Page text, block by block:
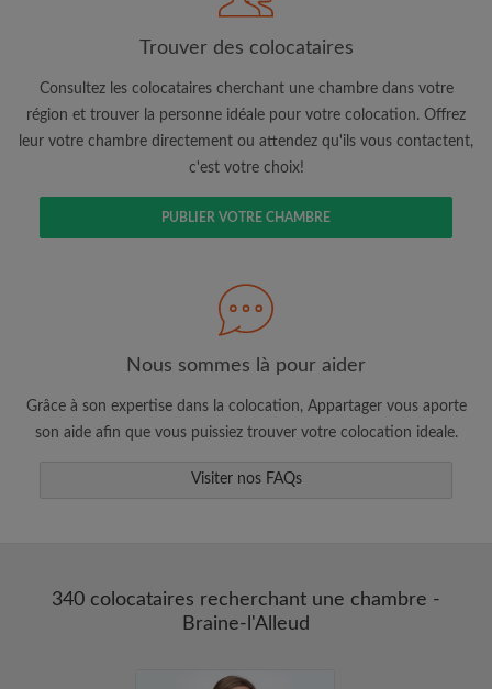
Je souhaite recevoir des offres exclusives et des mises à
jour du compte par e-mail
Faites une recherche selon ce qui vous
semble important
Consultez les chambres et les profils des
colocataires
Sauvegardez vos recherches
Recevez des alertes pour toute nouvelle
Trouver des colocataires
Consultez les colocataires cherchant une chambre dans votre
région et trouver la personne idéale pour votre colocation. Offrez
leur votre chambre directement ou attendez qu'ils vous contactent,
c'est votre choix!
PUBLIER VOTRE CHAMBRE
Nous sommes là pour aider
Grâce à son expertise dans la colocation, Appartager vous aporte
son aide afin que vous puissiez trouver votre colocation ideale.
Visiter nos FAQs
340 colocataires recherchant une chambre -
Braine-l'Alleud